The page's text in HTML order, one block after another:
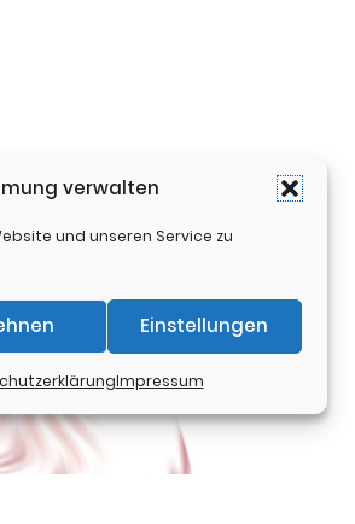
verwalten
und unseren Service zu
Einstellungen
Impressum